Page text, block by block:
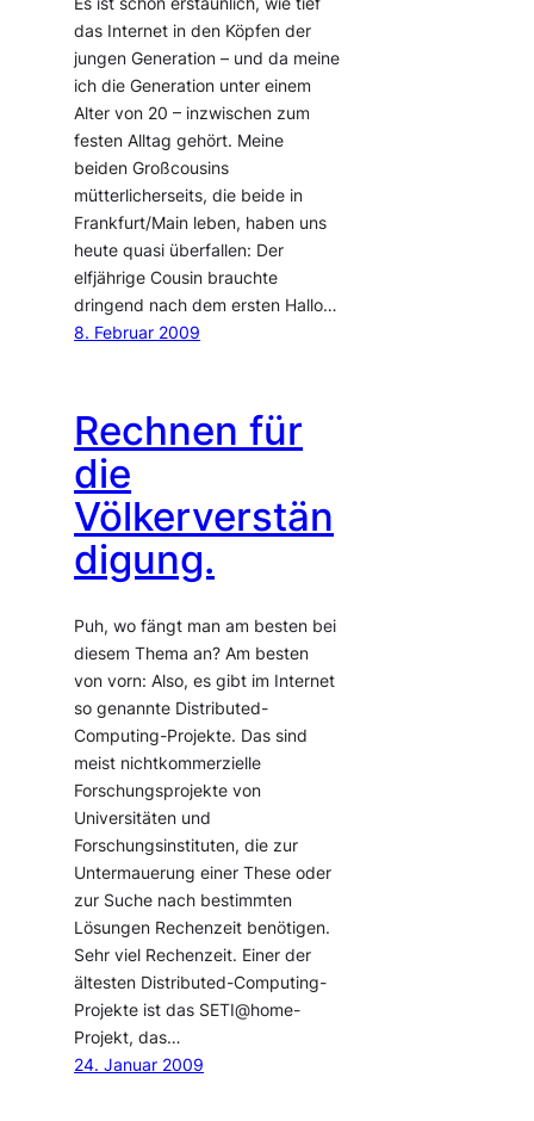
das Internet in den Köpfen der
jungen Generation – und da meine
ich die Generation unter einem
Alter von 20 – inzwischen zum
festen Alltag gehört. Meine
beiden Großcousins
mütterlicherseits, die beide in
Frankfurt/Main leben, haben uns
heute quasi überfallen: Der
elfjährige Cousin brauchte
dringend nach dem ersten Hallo…
8. Februar 2009
Rechnen für
die
Völkerverstän
digung.
Puh, wo fängt man am besten bei
diesem Thema an? Am besten
von vorn: Also, es gibt im Internet
so genannte Distributed-
Computing-Projekte. Das sind
meist nichtkommerzielle
Forschungsprojekte von
Universitäten und
Forschungsinstituten, die zur
Untermauerung einer These oder
zur Suche nach bestimmten
Lösungen Rechenzeit benötigen.
Sehr viel Rechenzeit. Einer der
ältesten Distributed-Computing-
Projekte ist das SETI@home-
Projekt, das…
24. Januar 2009